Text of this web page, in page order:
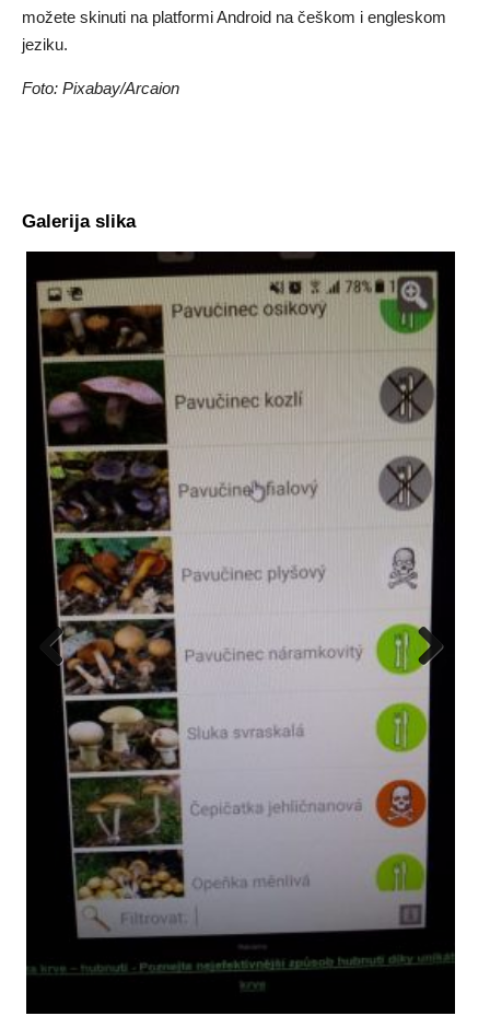
možete skinuti na platformi Android na češkom i engleskom
jeziku.
Foto: Pixabay/Arcaion
Galerija slika
Previous Next